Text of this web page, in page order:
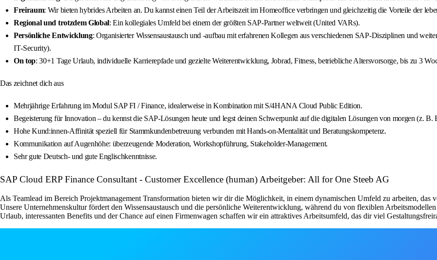
Freiraum: Wir bieten hybrides Arbeiten an. Du kannst einen Teil der Arbeitszeit im Homeoffice verbringen und gleichzeitig die Vorteile der
Regional und trotzdem Global: Ein kollegiales Umfeld bei einem der größten SAP‑Partner weltweit (United VARs).
Persönliche Entwicklung: Organisierter Wissensaustausch und -aufbau mit erfahrenen Kollegen aus verschiedenen SAP‑Disziplinen und
IT‑Security).
On top: 30+1 Tage Urlaub, individuelle Karrierepfade und gezielte Weiterentwicklung, Jobrad, Fitness, betriebliche Altersvorsorge, bis zu 3
Das zeichnet dich aus
Mehrjährige Erfahrung im Modul SAP FI / Finance, idealerweise in Kombination mit S/4HANA Cloud Public Edition.
Begeisterung für Innovation – du kennst die SAP‑Lösungen heute und legst deinen Schwerpunkt auf die digitalen Lösungen von morgen (z.
Hohe Kund:innen‑Affinität speziell für Stammkundenbetreuung verbunden mit Hands‑on‑Mentalität und Beratungskompetenz.
Kommunikation auf Augenhöhe: überzeugende Moderation, Workshopführung, Stakeholder‑Management.
Sehr gute Deutsch‑ und gute Englischkenntnisse.
SAP Cloud ERP Finance Consultant - Customer Excellence (human) Arbeitgeber: All for One Steeb AG
Als Teamlead im Bereich Projektmanagement Transformation bieten wir dir die Möglichkeit, in einem dynamischen Umfeld zu arbeiten, das
Unsere Unternehmenskultur fördert den Wissensaustausch und die persönliche Weiterentwicklung, während du von flexiblen
Urlaub, interessanten Benefits und der Chance auf einen Firmenwagen schaffen wir ein attraktives Arbeitsumfeld, das dir viel